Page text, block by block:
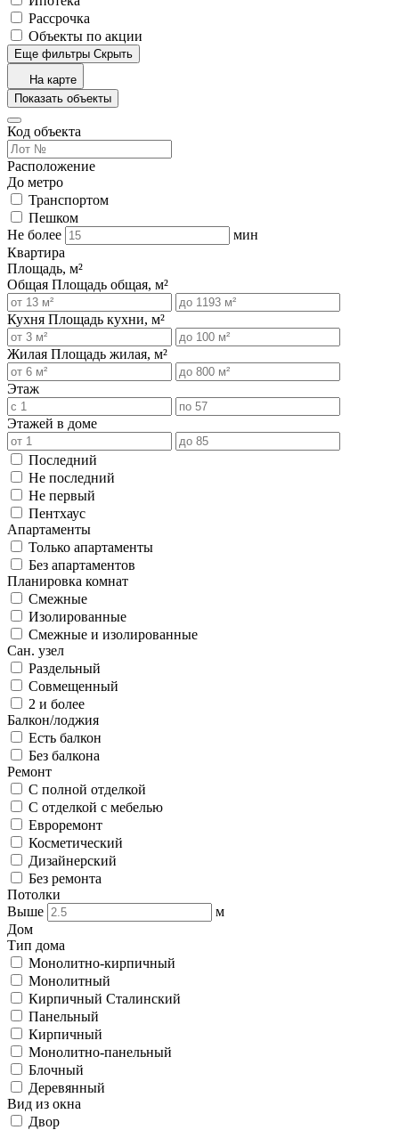
Рассрочка
Объекты по акции
Еще фильтры Скрыть
На карте
Показать объекты
Код объекта
Расположение
До метро
Транспортом
Пешком
Не более
мин
Квартира
Площадь, м²
Общая Площадь общая, м²
Кухня Площадь кухни, м²
Жилая Площадь жилая, м²
Этаж
Этажей в доме
Последний
Не последний
Не первый
Пентхаус
Апартаменты
Только апартаменты
Без апартаментов
Планировка комнат
Смежные
Изолированные
Смежные и изолированные
Сан. узел
Раздельный
Совмещенный
2 и более
Балкон/лоджия
Есть балкон
Без балкона
Ремонт
С полной отделкой
С отделкой с мебелью
Евроремонт
Косметический
Дизайнерский
Без ремонта
Потолки
Выше
м
Дом
Тип дома
Монолитно-кирпичный
Монолитный
Кирпичный Сталинский
Панельный
Кирпичный
Монолитно-панельный
Блочный
Деревянный
Вид из окна
Двор